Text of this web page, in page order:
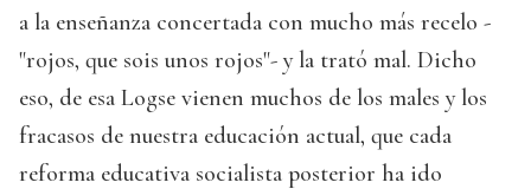
a la enseñanza concertada con mucho más recelo -
"rojos, que sois unos rojos"- y la trató mal. Dicho
eso, de esa Logse vienen muchos de los males y los
fracasos de nuestra educación actual, que cada
reforma educativa socialista posterior ha ido